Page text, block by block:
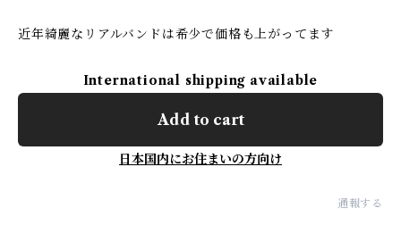
近年綺麗なリアルバンドは希少で価格も上がってます
International shipping available
Add to cart
日本国内にお住まいの方向け
通報する